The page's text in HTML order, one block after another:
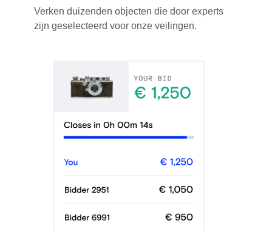
Verken duizenden objecten die door experts
zijn geselecteerd voor onze veilingen.